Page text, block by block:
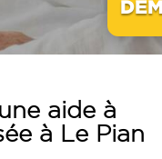
aide à
à Le Pian